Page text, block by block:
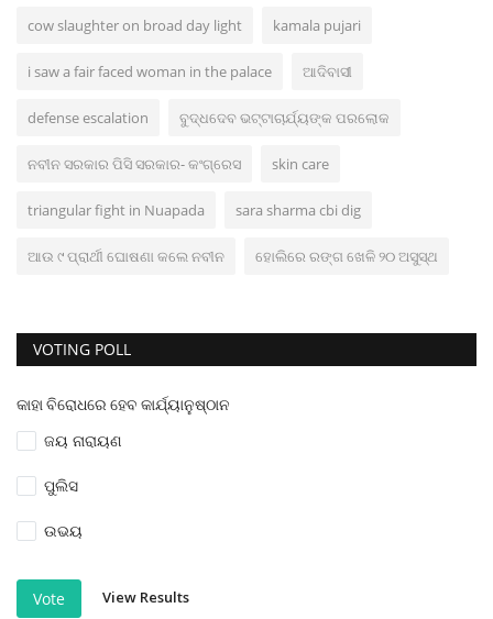
cow slaughter on broad day light kamala pujari
i saw a fair faced woman in the palace ଆଦିବାସୀ
defense escalation ବୁଦ୍ଧଦେବ ଭଟ୍ଟାଚାର୍ଯ୍ୟଙ୍କ ପରଲୋକ
ନବୀନ ସରକାର ପିସି ସରକାର- କଂଗ୍ରେସ skin care
triangular fight in Nuapada sara sharma cbi dig
ଆଉ ୯ ପ୍ରାର୍ଥୀ ଘୋଷଣା କଲେ ନବୀନ ହୋଲିରେ ରଙ୍ଗ ଖେଳି ୨୦ ଅସୁସ୍ଥ
VOTING POLL
କାହା ବିରୋଧରେ ହେବ କାର୍ଯ୍ୟାନୁଷ୍ଠାନ
ଜୟ ନାରାୟଣ
ପୁଲିସ
ଉଭୟ
Vote View Results